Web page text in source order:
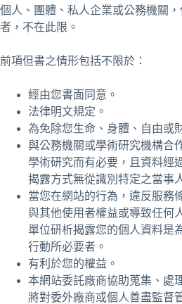
個人、團體、私人企業或公務機關
者，不在此限。
前項但書之情形包括不限於：
經由您書面同意。
法律明文規定。
為免除您生命、身體、自由或
與公務機關或學術研究機構合
學術研究而有必要，且資料經
揭露方式無從識別特定之當事
當您在網站的行為，違反服務
與其他使用者權益或導致任何
單位研析揭露您的個人資料是
行動所必要者。
有利於您的權益。
本網站委託廠商協助蒐集、處
將對委外廠商或個人善盡監督